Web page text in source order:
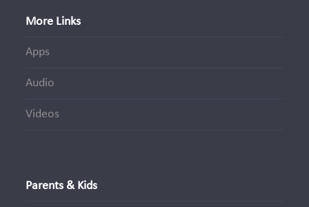
More Links
Apps
Audio
Videos
Parents & Kids